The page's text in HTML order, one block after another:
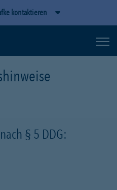
kontaktieren
§ 5 DDG: